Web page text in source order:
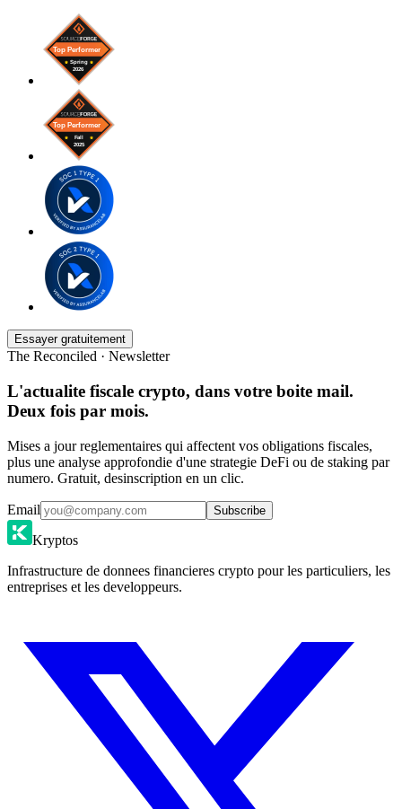
Essayer gratuitement
The Reconciled · Newsletter
L'actualite fiscale crypto, dans votre boite mail.
Deux fois par mois.
Mises a jour reglementaires qui affectent vos obligations fiscales,
plus une analyse approfondie d'une strategie DeFi ou de staking par
numero. Gratuit, desinscription en un clic.
Email Subscribe
Kryptos
Infrastructure de donnees financieres crypto pour les particuliers, les
entreprises et les developpeurs.